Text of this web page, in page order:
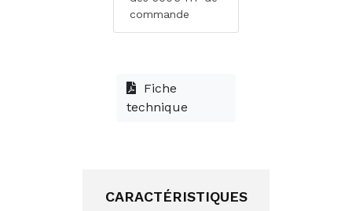
commande
Fiche
technique
CARACTÉRISTIQUES